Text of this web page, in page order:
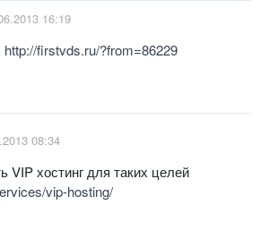
16:19
http://firstvds.ru/?from=86229
08:34
VIP хостинг для таких целей
vip-hosting/